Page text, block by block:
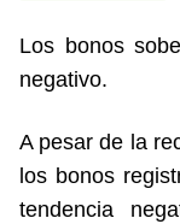
Los bonos
negativo.
A pesar de la
los bonos
tendencia